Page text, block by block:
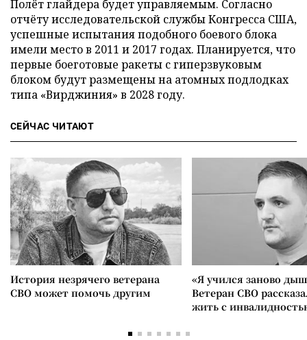
Полёт глайдера будет управляемым. Согласно
отчёту исследовательской службы Конгресса США,
успешные испытания подобного боевого блока
имели место в 2011 и 2017 годах. Планируется, что
первые боеготовые ракеты с гиперзвуковым
блоком будут размещены на атомных подлодках
типа «Вирджиния» в 2028 году.
СЕЙЧАС ЧИТАЮТ
История незрячего ветерана
СВО может помочь другим
«Я учился заново
Ветеран СВО
жить с